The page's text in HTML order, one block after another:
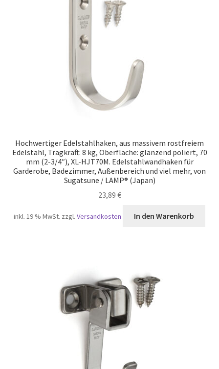
Hochwertiger Edelstahlhaken, aus massivem rostfreiem
Edelstahl, Tragkraft: 8 kg, Oberfläche: glänzend poliert, 70
mm (2-3/4″), XL-HJT70M. Edelstahlwandhaken für
Garderobe, Badezimmer, Außenbereich und viel mehr, von
Sugatsune / LAMP® (Japan)
23,89 €
inkl. 19 % MwSt. zzgl.Versandkosten In den Warenkorb